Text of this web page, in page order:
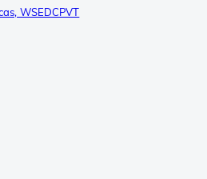
WSEDCPVT